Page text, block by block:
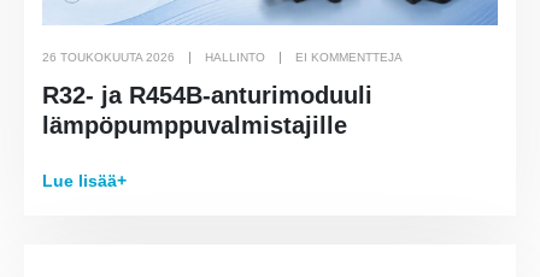
26 TOUKOKUUTA 2026 HALLINTO EI KOMMENTTEJA
R32- ja R454B-anturimoduuli
lämpöpumppuvalmistajille
Lue lisää+